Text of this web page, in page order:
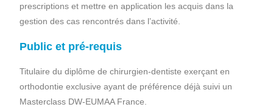
prescriptions et mettre en application les acquis dans la
gestion des cas rencontrés dans l’activité.
Public et pré-requis
Titulaire du diplôme de chirurgien-dentiste exerçant en
orthodontie exclusive ayant de préférence déjà suivi un
Masterclass DW-EUMAA France.